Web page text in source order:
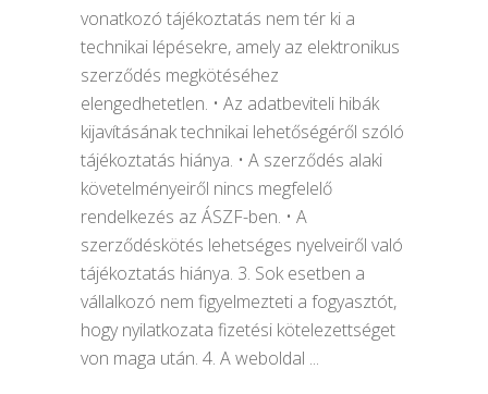
vonatkozó tájékoztatás nem tér ki a
technikai lépésekre, amely az elektronikus
szerződés megkötéséhez
elengedhetetlen. • Az adatbeviteli hibák
kijavításának technikai lehetőségéről szóló
tájékoztatás hiánya. • A szerződés alaki
követelményeiről nincs megfelelő
rendelkezés az ÁSZF-ben. • A
szerződéskötés lehetséges nyelveiről való
tájékoztatás hiánya. 3. Sok esetben a
vállalkozó nem figyelmezteti a fogyasztót,
hogy nyilatkozata fizetési kötelezettséget
von maga után. 4. A weboldal